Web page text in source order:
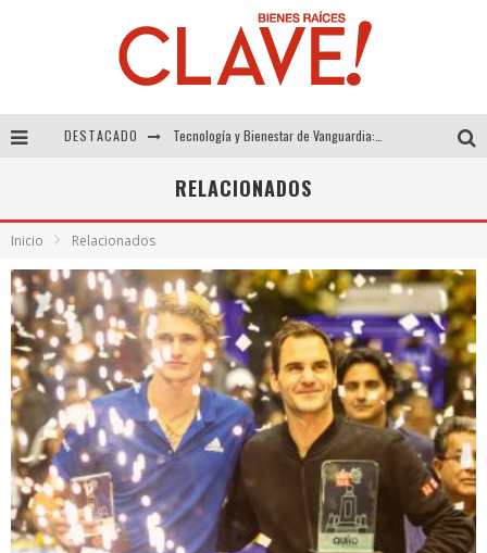
DESTACADO
Alexandra Bedoya – La Constancia detrás de La Paletería
El Despertar de la Calidez: Acabados Dorados de FV para Elevar tu Espacio
RELACIONADOS
Inicio Relacionados